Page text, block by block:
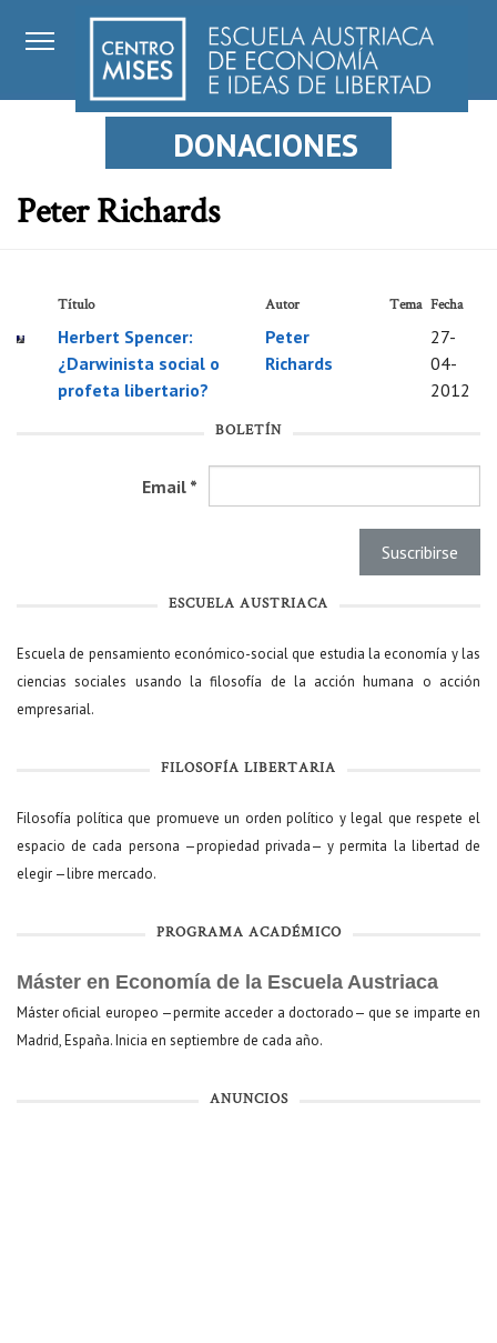
DONACIONES
Peter Richards
Título Autor Tema Fecha
Herbert Spencer:
¿Darwinista social o
profeta libertario?
Peter
Richards
27-
04-
2012
BOLETÍN
Email *
ESCUELA AUSTRIACA
Escuela de pensamiento económico-social que estudia la economía y las
ciencias sociales usando la filosofía de la acción humana o acción
empresarial.
FILOSOFÍA LIBERTARIA
Filosofía política que promueve un orden político y legal que respete el
espacio de cada persona —propiedad privada— y permita la libertad de
elegir —libre mercado.
PROGRAMA ACADÉMICO
Máster en Economía de la Escuela Austriaca
Máster oficial europeo —permite acceder a doctorado— que se imparte en
Madrid, España. Inicia en septiembre de cada año.
ANUNCIOS